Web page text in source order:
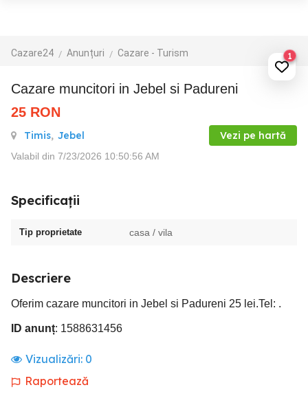
Cazare24 Anunțuri Cazare - Turism 1
Cazare muncitori in Jebel si Padureni
25 RON
Timis, Jebel Vezi pe hartă
Valabil din 7/23/2026 10:50:56 AM
Specificații
Tip proprietate casa / vila
Descriere
Oferim cazare muncitori in Jebel si Padureni 25 lei.Tel: .
ID anunț: 1588631456
Vizualizări: 0
Raportează